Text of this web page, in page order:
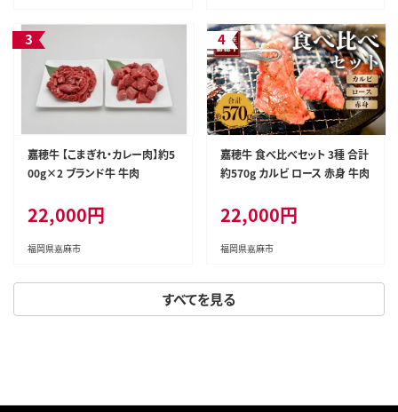
すべてを見る
嘉穂牛 【こまぎれ・カレー肉】約5
00g×2 ブランド牛 牛肉
22,000円
福岡県嘉麻市
嘉穂牛 食べ比べセット 3種 合計
約570g カルビ ロース 赤身 牛肉
22,000円
福岡県嘉麻市